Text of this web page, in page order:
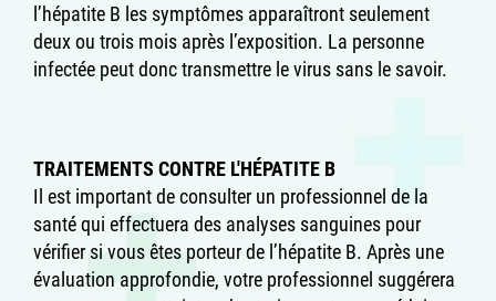
l’hépatite B les symptômes apparaîtront seulement
deux ou trois mois après l’exposition. La personne
infectée peut donc transmettre le virus sans le savoir.
TRAITEMENTS CONTRE L'HÉPATITE B
Il est important de consulter un professionnel de la
santé qui effectuera des analyses sanguines pour
vérifier si vous êtes porteur de l’hépatite B. Après une
évaluation approfondie, votre professionnel suggérera